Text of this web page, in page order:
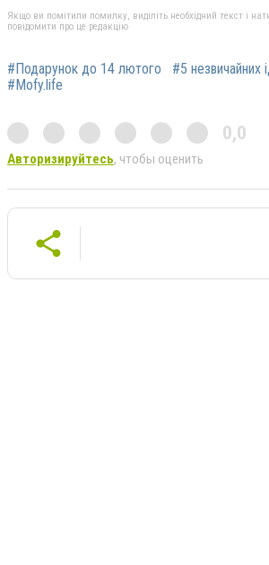
Якщо ви помітили помилку, виділіть необхідний текст і
повідомити про це редакцію
#Подарунок до 14 лютого #5 незвичайних
#Mofy.life
0,0
Авторизируйтесь, чтобы оценить